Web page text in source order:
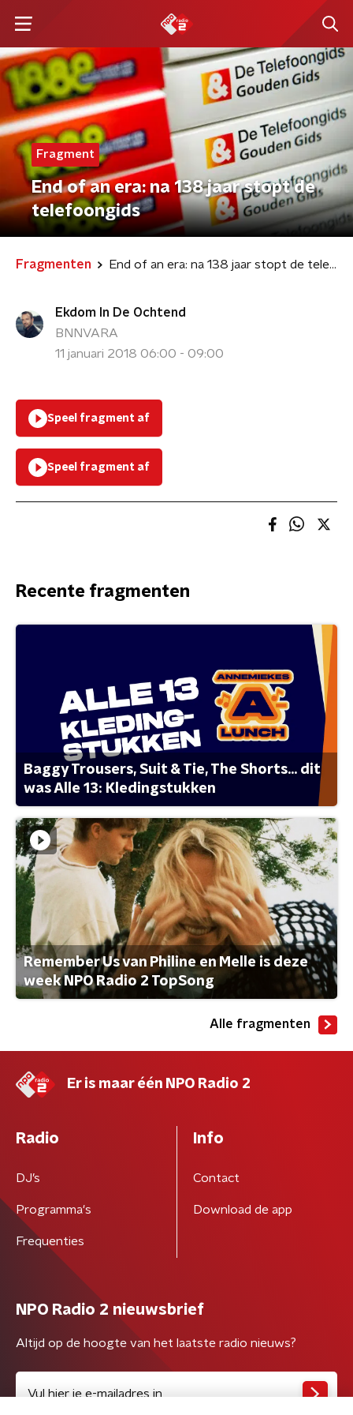
Fragment
End of an era: na 138 jaar stopt de
telefoongids
Fragmenten End of an era: na 138 jaar stopt de telefoongids
Ekdom In De Ochtend
BNNVARA
11 januari 2018 06:00 - 09:00
Speel fragment af
Speel fragment af
Recente fragmenten
Baggy Trousers, Suit & Tie, The Shorts... dit
was Alle 13: Kledingstukken
Remember Us van Philine en Melle is deze
week NPO Radio 2 TopSong
Alle fragmenten
Er is maar één NPO Radio 2
Radio
DJ’s
Programma's
Frequenties
Info
Contact
Download de app
NPO Radio 2 nieuwsbrief
Altijd op de hoogte van het laatste radio nieuws?